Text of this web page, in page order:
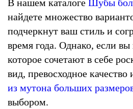
В нашем каталоге Шубы
найдете множество
подчеркнут ваш стиль и
время года. Однако, если
которое сочетают в себе
вид, превосходное качество
из мутона больших
выбором.